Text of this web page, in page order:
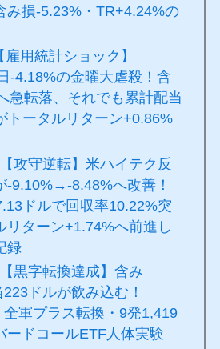
み損-5.23%・TR+4.24%の
雇用統計ショック】
-4.18%の金曜大虐殺！含
急転落、それでも累計配当
トータルリターン+0.86%
【攻守逆転】米ハイテク反
-9.10%→-8.48%へ改善！
ドルで回収率10.22%突
リターン+1.74%へ前進し
録
【黒字転換達成】含み
ドルが飲み込む！
軍プラス転換・9発1,419
ードコールETF人体実験